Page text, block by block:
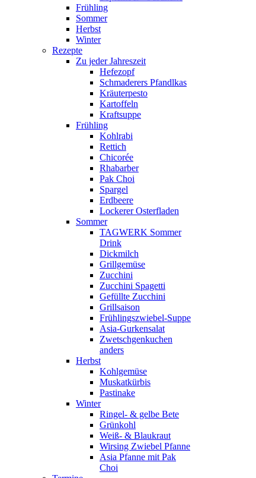
Frühling
Sommer
Herbst
Winter
Rezepte
Zu jeder Jahreszeit
Hefezopf
Schmaderers Pfandlkas
Kräuterpesto
Kartoffeln
Kraftsuppe
Frühling
Kohlrabi
Rettich
Chicorée
Rhabarber
Pak Choi
Spargel
Erdbeere
Lockerer Osterfladen
Sommer
TAGWERK Sommer
Drink
Dickmilch
Grillgemüse
Zucchini
Zucchini Spagetti
Gefüllte Zucchini
Grillsaison
Frühlingszwiebel-Suppe
Asia-Gurkensalat
Zwetschgenkuchen
anders
Herbst
Kohlgemüse
Muskatkürbis
Pastinake
Winter
Ringel- & gelbe Bete
Grünkohl
Weiß- & Blaukraut
Wirsing Zwiebel Pfanne
Asia Pfanne mit Pak
Choi